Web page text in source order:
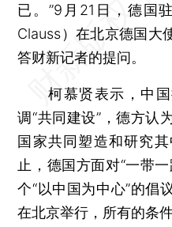
已。”9月21日，德国
Clauss）在北京德国大
答财新记者的提问。
柯慕贤表示，中国
调“共同建设”，德方认
国家共同塑造和研究
止，德国方面对“一带
个“以中国为中心”的倡
在北京举行，所有的条